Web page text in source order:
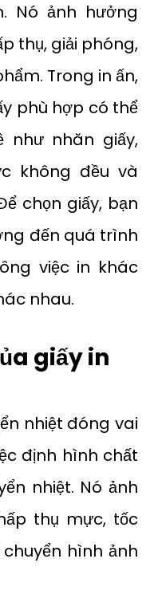
Nó ảnh hưởng
thụ, giải phóng,
Trong in ấn,
phù hợp có thể
như nhăn giấy,
không đều và
chọn giấy, bạn
đến quá trình
việc in khác
nhau.
giấy in
nhiệt đóng vai
định hình chất
nhiệt. Nó ảnh
thụ mực, tốc
hình ảnh